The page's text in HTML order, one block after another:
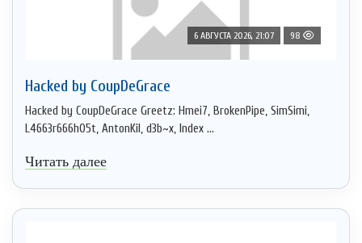
6 АВГУСТА 2026, 21:07 98
Hacked by CoupDeGrace
Hacked by CoupDeGrace Greetz: Hmei7, BrokenPipe, SimSimi,
L4663r666h05t, AntonKil, d3b~x, Index ...
Читать далее